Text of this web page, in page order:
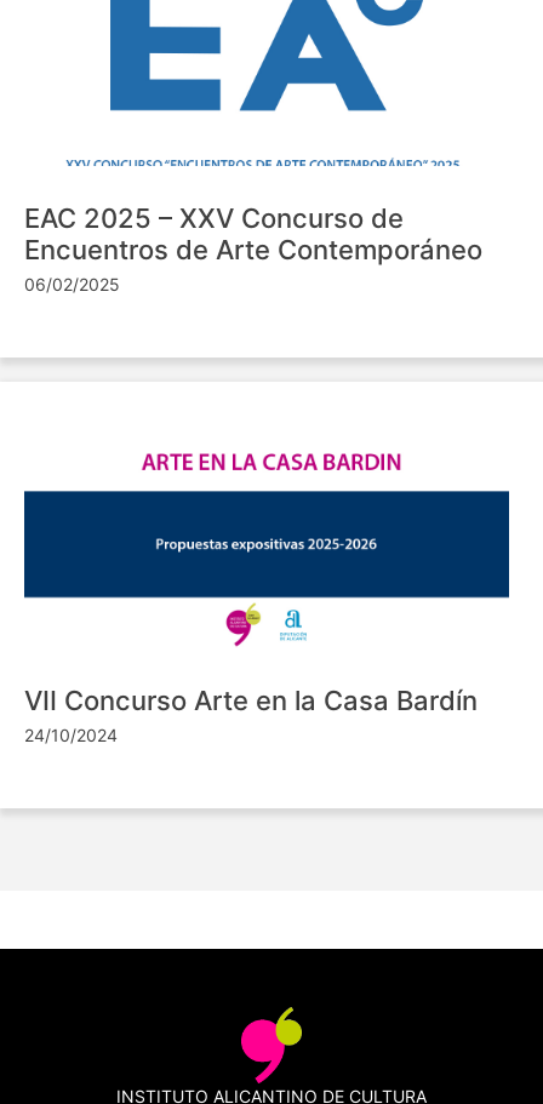
EAC 2025 – XXV Concurso de
Encuentros de Arte Contemporáneo
06/02/2025
VII Concurso Arte en la Casa Bardín
24/10/2024
INSTITUTO ALICANTINO DE CULTURA